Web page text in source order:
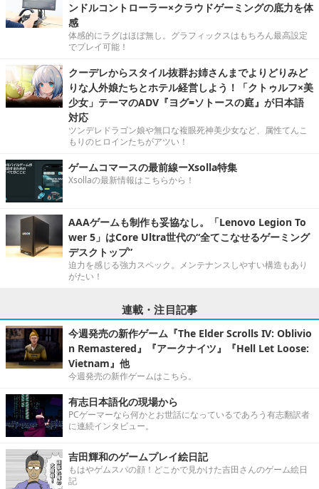
ンドルコントローラー×クラウドゲーミングの底力を体
感
体感的にラグはほぼ無し。グラフィックスはもちろん最高設定
でプレイ可能！
クーデレからスタイル抜群お姉さんまでよりどりみど
りな人外娘たちとホテル経営しよう！「クトゥルフ×美
少女」テーマのADV『ヨグ=ソトースの庭』が日本語
対応
ツンデレドラゴン娘や無口な複眼死神美少女など、属性てんこ
もりのヒロインたちがアツい！
ゲームコマースの最前線ーXsolla特集
Xsollaの最新情報はこちらから！
AAAゲームも制作も妥協なし。「Lenovo Legion To
wer 5」はCore Ultra世代の“全てこなせるゲーミング
デスクトップ”
迫力を感じる強力スペック。メンテナンスしやすい構造もあり
がたい！
連載・注目記事
今週発売の新作ゲーム『The Elder Scrolls IV: Oblivio
n Remastered』『アークナイツ』『Hell Let Loose:
Vietnam』他
今週発売の新作ゲームはこちら。
有志日本語化の現場から
PCゲーマーなら何かとお世話になっているであろう有志翻訳者
に連続インタビュー。
吉田輝和のゲームプレイ絵日記
もはやゲムスパの顔！どこかで見かけた吉田さんのゲーム絵日
記